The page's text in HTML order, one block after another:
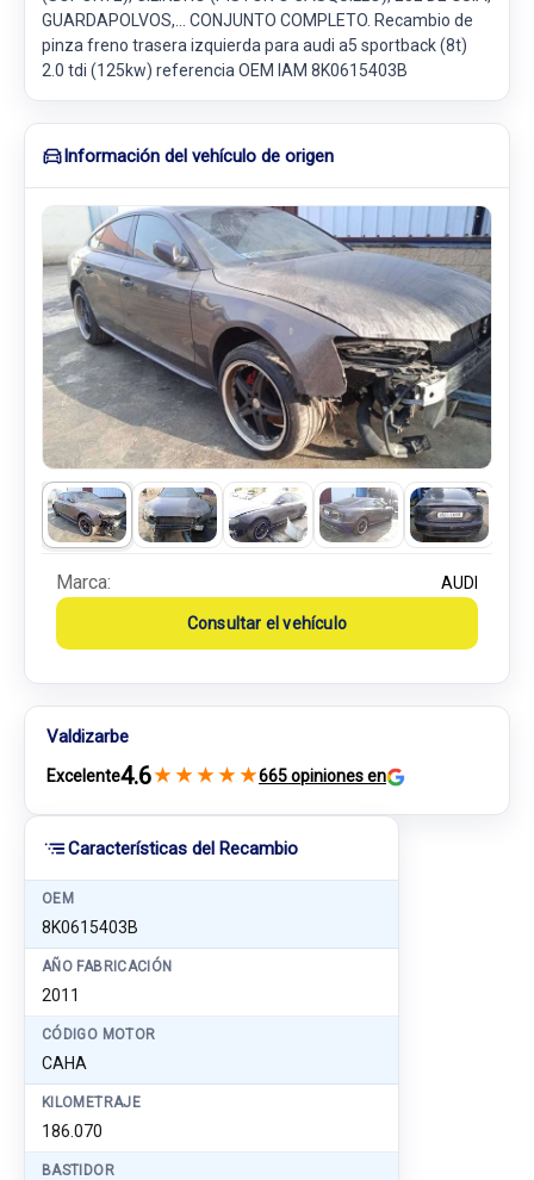
Características del Recambio
OEM
8K0615403B
AÑO FABRICACIÓN
2011
CÓDIGO MOTOR
CAHA
KILOMETRAJE
186.070
BASTIDOR
GUARDAPOLVOS,... CONJUNTO COMPLETO. Recambio de
pinza freno trasera izquierda para audi a5 sportback (8t)
2.0 tdi (125kw) referencia OEM IAM 8K0615403B
Información del vehículo de origen
Marca: AUDI
Consultar el vehículo
Valdizarbe
Excelente4.6★ ★ ★ ★ ★665 opiniones en